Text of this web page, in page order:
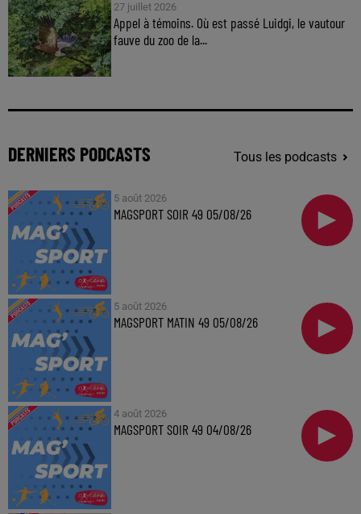
27 juillet 2026
Appel à témoins. Où est passé Luidgi, le vautour
fauve du zoo de la...
DERNIERS PODCASTS Tous les podcasts
5 août 2026
MAGSPORT SOIR 49 05/08/26
5 août 2026
MAGSPORT MATIN 49 05/08/26
4 août 2026
MAGSPORT SOIR 49 04/08/26